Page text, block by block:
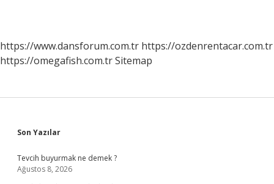
https://www.dansforum.com.tr https://ozdenrentacar.com.tr
https://omegafish.com.trSitemap
Sidebar
Son Yazılar
Tevcih buyurmak ne demek ?
Ağustos 8, 2026